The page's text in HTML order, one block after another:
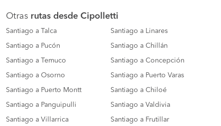
Otras rutas desde Cipolletti
Santiago a Talca Santiago a Linares
Santiago a Pucón Santiago a Chillán
Santiago a Temuco Santiago a Concepción
Santiago a Osorno Santiago a Puerto Varas
Santiago a Puerto Montt Santiago a Chiloé
Santiago a Panguipulli Santiago a Valdivia
Santiago a Villarrica Santiago a Frutillar